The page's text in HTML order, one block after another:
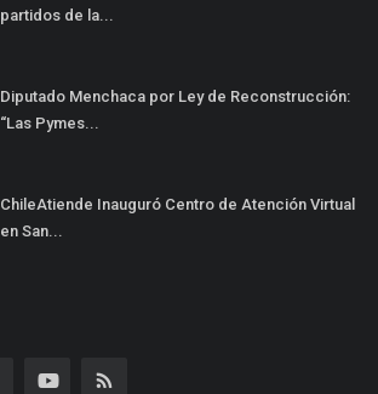
partidos de la...
Diputado Menchaca por Ley de Reconstrucción:
“Las Pymes...
ChileAtiende Inauguró Centro de Atención Virtual
en San...